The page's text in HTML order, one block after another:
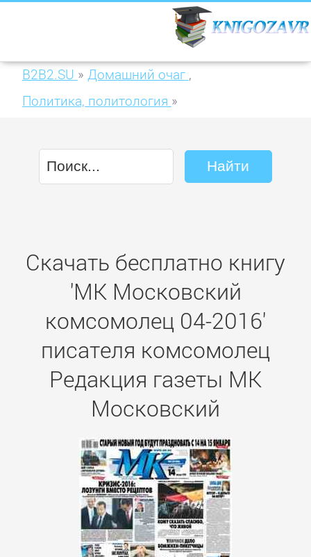
B2B2.SU » Домашний очаг ,
Политика, политология »
Скачать бесплатно книгу
'МК Московский
комсомолец 04-2016'
писателя комсомолец
Редакция газеты МК
Московский